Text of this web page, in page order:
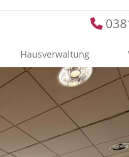
Hausverwaltung